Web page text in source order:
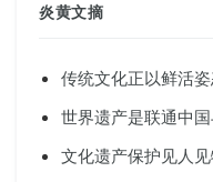
炎黄文摘
传统文化正以鲜活
世界遗产是联通中
文化遗产保护见人